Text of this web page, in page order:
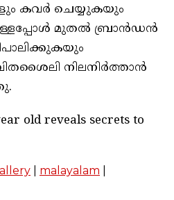
കവർ ചെയ്യുകയും
മുതൽ ബ്രാൻഡൻ
നിലനിർത്താൻ
old reveals secrets to
malayalam